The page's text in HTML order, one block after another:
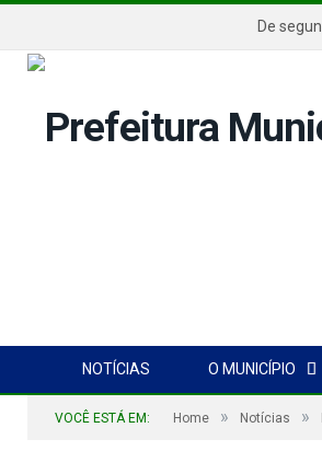
De
NOTÍCIAS O MUNICÍPIO
VOCÊ ESTÁ EM: Home » Notícias »